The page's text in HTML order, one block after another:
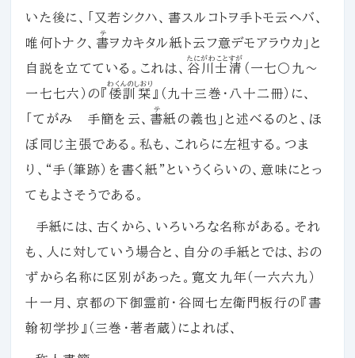
いた後に、「又若シクハ、書スルコトヲ手トモ云ヘバ、
唯何トナク、 書
テ
ヲカキタル紙ト云フ意デモアラウカ」と
自説を立てている。これは、 谷川士清
たにがわことすが
（一七〇九～
一七七六）の『 倭訓栞
わくんのしおり
』（九十三巻・八十二冊）に、
「てがみ 手簡を云、 書
テ
紙の義也」と述べるのと、ほ
ぼ同じ主張である。私も、これらに左袒する。つま
り、“手（筆跡）を書く紙”というくらいの、意味にとっ
てもよさそうである。
手紙には、古くから、いろいろな名称がある。それ
も、人に対していう場合と、自分の手紙とでは、おの
ずから名称に区別があった。寛文九年（一六六九）
十一月、京都の下御霊前・谷岡七左衛門板行の『書
翰初学抄』（三巻・著者蔵）によれば、